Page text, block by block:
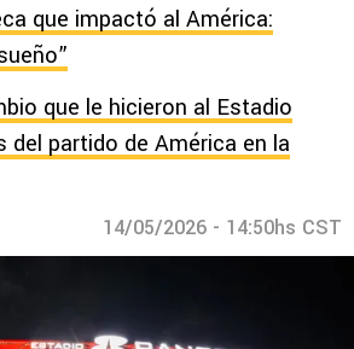
que impactó al América:
que le hicieron al Estadio
del partido de América en la
14/05/2026 - 14:50hs CST